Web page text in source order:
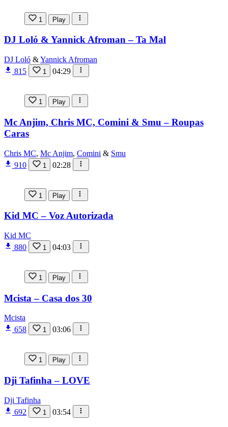
1 Play
DJ Loló & Yannick Afroman – Ta Mal
DJ Loló &Yannick Afroman
815
1 04:29
1 Play
Mc Anjim, Chris MC, Comini & Smu – Roupas
Caras
Chris MC, Mc Anjim, Comini & Smu
910
1 02:28
1 Play
Kid MC – Voz Autorizada
Kid MC
880
1 04:03
1 Play
Mcista – Casa dos 30
Mcista
658
1 03:06
1 Play
Dji Tafinha – LOVE
Dji Tafinha
692
1 03:54